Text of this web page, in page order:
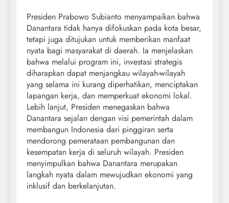
Presiden Prabowo Subianto menyampaikan bahwa
Danantara tidak hanya difokuskan pada kota besar,
tetapi juga ditujukan untuk memberikan manfaat
nyata bagi masyarakat di daerah. Ia menjelaskan
bahwa melalui program ini, investasi strategis
diharapkan dapat menjangkau wilayah-wilayah
yang selama ini kurang diperhatikan, menciptakan
lapangan kerja, dan memperkuat ekonomi lokal.
Lebih lanjut, Presiden menegaskan bahwa
Danantara sejalan dengan visi pemerintah dalam
membangun Indonesia dari pinggiran serta
mendorong pemerataan pembangunan dan
kesempatan kerja di seluruh wilayah. Presiden
menyimpulkan bahwa Danantara merupakan
langkah nyata dalam mewujudkan ekonomi yang
inklusif dan berkelanjutan.